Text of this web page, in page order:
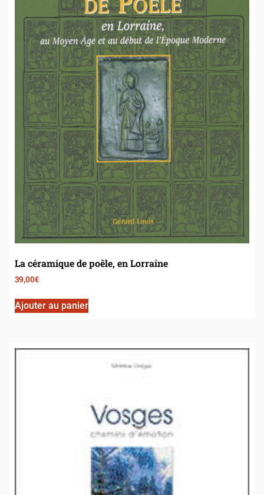
La céramique de poêle, en Lorraine
39,00€
Ajouter au panier